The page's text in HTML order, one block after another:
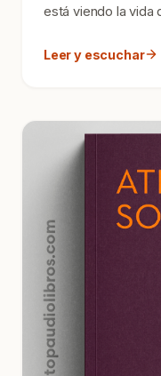
está viendo la vida
Leer y escuchar